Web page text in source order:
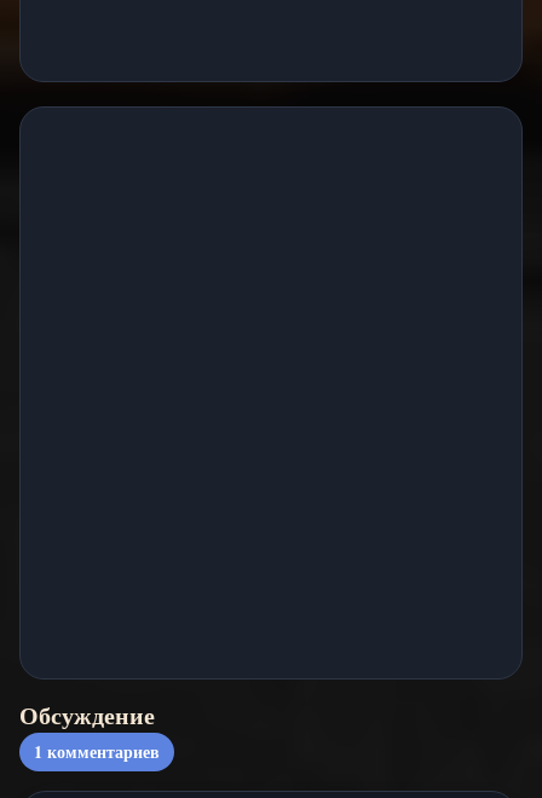
Обсуждение
1 комментариев